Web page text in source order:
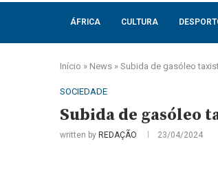
ÁFRICA CULTURA
Início » News » Subida de gasóleo
SOCIEDADE
Subida de gasóleo
written by REDAÇÃO 23/04/2024